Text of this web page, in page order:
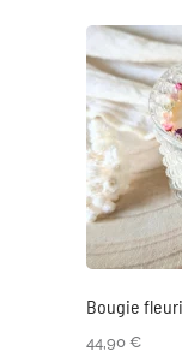
Bougie
44,90 €